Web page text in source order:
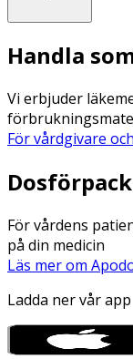
Handla
Vi erbjuder
För vårdgivare
För vårdens
på din medicin
Läs mer om
Ladda ner vår app